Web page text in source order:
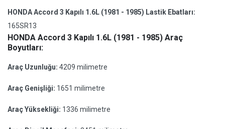
HONDA Accord 3 Kapılı 1.6L (1981 - 1985) Lastik Ebatları:
165SR13
HONDA Accord 3 Kapılı 1.6L (1981 - 1985) Araç
Boyutları:
Araç Uzunluğu: 4209 milimetre
Araç Genişliği: 1651 milimetre
Araç Yüksekliği: 1336 milimetre